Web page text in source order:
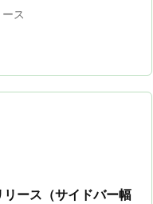
ス
ース（サイドバー幅